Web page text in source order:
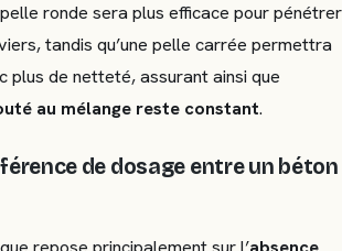
ronde sera plus efficace pour pénétrer
tandis qu’une pelle carrée permettra
plus de netteté, assurant ainsi que
au mélange reste constant.
de dosage entre un béton